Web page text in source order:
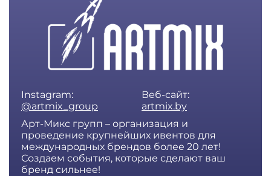
Instagram:
@artmix_group
Веб-сайт:
artmix.by
Арт-Микс групп – организация и
проведение крупнейших ивентов для
международных брендов более 20 лет!
Создаем события, которые сделают ваш
бренд сильнее!